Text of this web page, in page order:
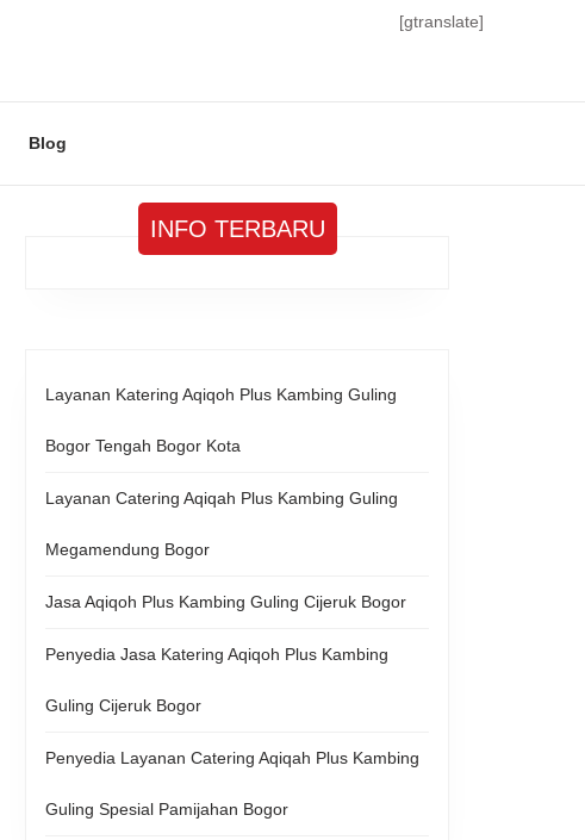
[gtranslate]
Blog
INFO TERBARU
Layanan Katering Aqiqoh Plus Kambing Guling
Bogor Tengah Bogor Kota
Layanan Catering Aqiqah Plus Kambing Guling
Megamendung Bogor
Jasa Aqiqoh Plus Kambing Guling Cijeruk Bogor
Penyedia Jasa Katering Aqiqoh Plus Kambing
Guling Cijeruk Bogor
Penyedia Layanan Catering Aqiqah Plus Kambing
Guling Spesial Pamijahan Bogor